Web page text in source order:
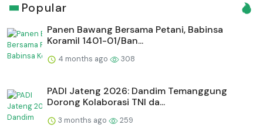
Popular
Panen Bawang Bersama Petani, Babinsa
Koramil 1401-01/Ban...
4 months ago 308
PADI Jateng 2026: Dandim Temanggung
Dorong Kolaborasi TNI da...
3 months ago 259